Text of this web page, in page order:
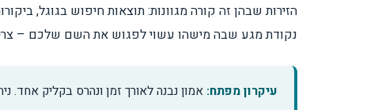
האם אפשר למחוק תוצאות שליליות מגוגל?
נקודת מגע שבה מישהו עשוי לפגוש את השם שלכם –
עיקרון מפתח: אמון נבנה לאורך זמן ונהרס בקליק אחד.